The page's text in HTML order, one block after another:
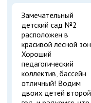
Замечательный
детский сад №2
расположен в
красивой лесной
Хороший
педагогический
коллектив, бассейн
отличный! Водим
двоих детей второй